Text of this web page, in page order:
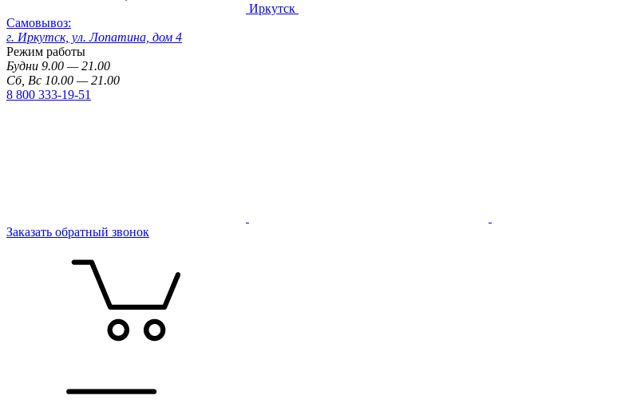
Иркутск
Самовывоз:
г. Иркутск, ул. Лопатина, дом 4
Режим работы
Будни 9.00 — 21.00
Сб, Вс 10.00 — 21.00
8 800 333-19-51
Заказать обратный звонок